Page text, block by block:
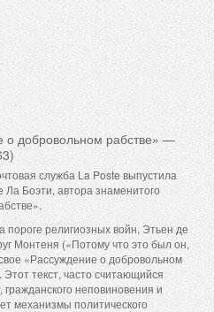
добровольном рабстве» —
служба La Poste выпустила
Ла Боэти, автора знаменитого
пороге религиозных войн, Этьен де
Монтеня («Потому что это был он,
«Рассуждение о добровольном
Этот текст, часто считающийся
неповиновения и
механизмы политического